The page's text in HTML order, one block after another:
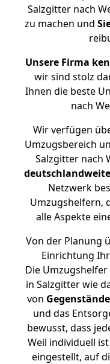
Salzgitter nach
zu machen und
Unsere Firma
wir sind stolz
Ihnen die beste
nach
Wir verfügen
Umzugsbereich
Salzgitter nach
Netzwerk
Umzugshelfern,
alle Aspekte
Von der Planung
Einrichtung
Die
in Salzgitter wie
von
und das
bewusst, dass
Weil individuell
eingestellt, auf